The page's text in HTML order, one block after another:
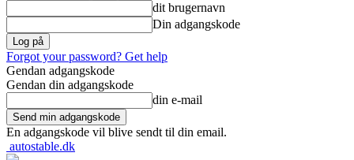
dit brugernavn
Din adgangskode
Forgot your password? Get help
Gendan adgangskode
Gendan din adgangskode
din e-mail
En adgangskode vil blive sendt til din email.
autostable.dk